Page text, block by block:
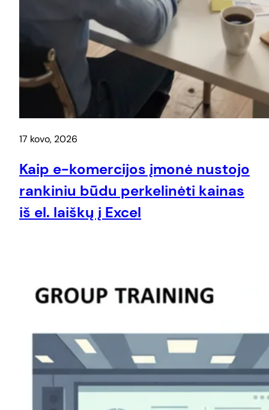
17 kovo, 2026
Kaip e-komercijos įmonė nustojo
rankiniu būdu perkelinėti kainas
iš el. laiškų į Excel